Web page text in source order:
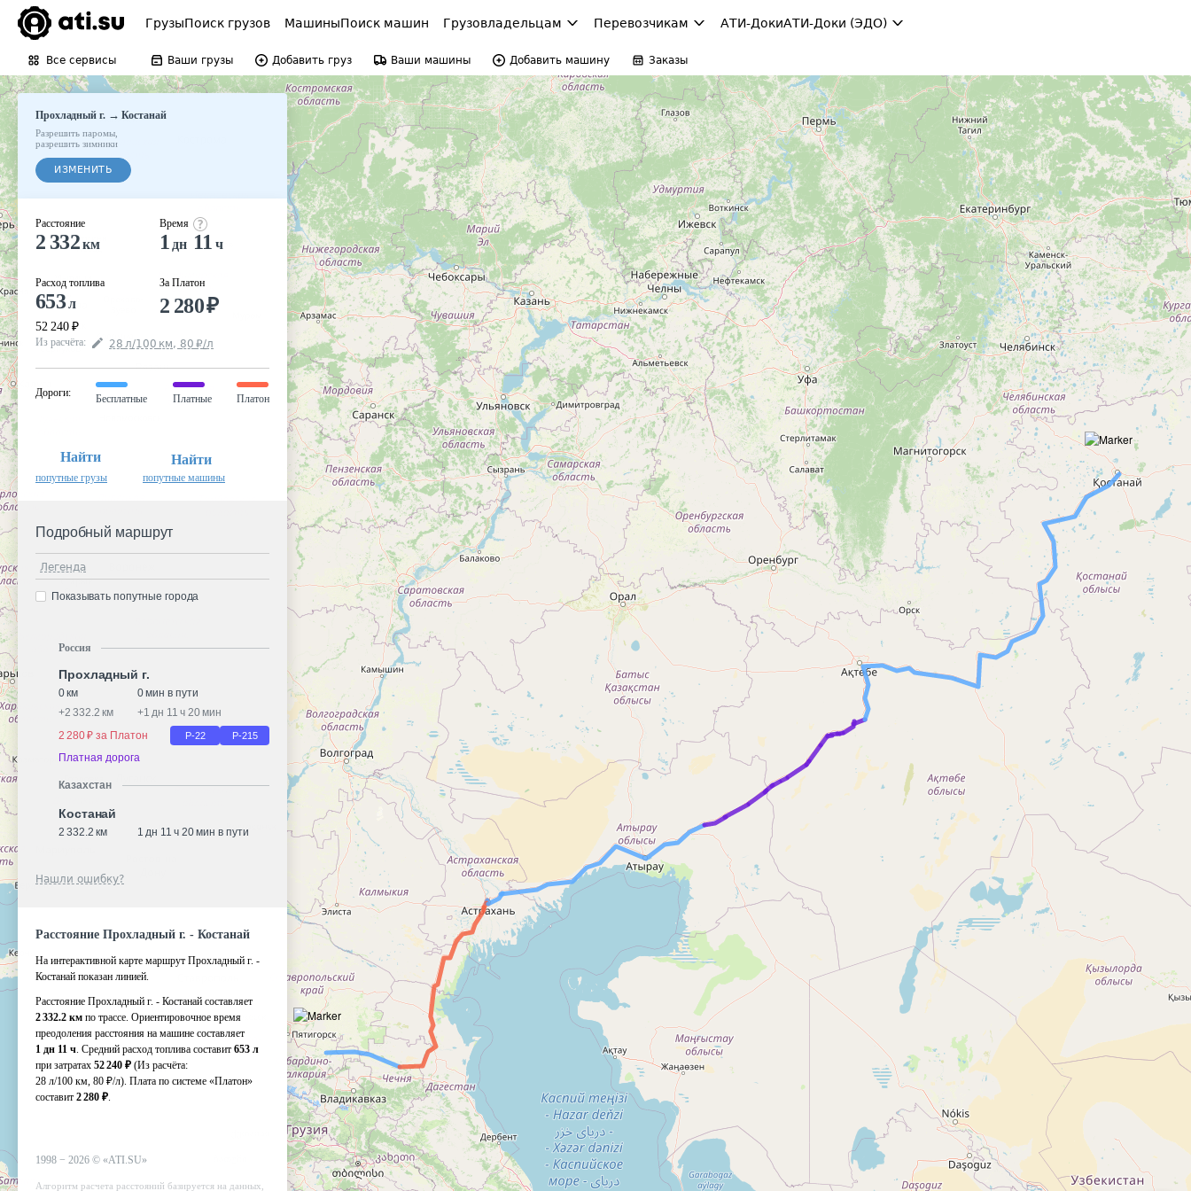
ГрузыПоиск грузов МашиныПоиск машин Грузовладельцам Перевозчикам АТИ-ДокиАТИ-Доки (ЭДО)
Все сервисы Ваши грузы Добавить груз Ваши машины Добавить машину Заказы
Прохладный г.→Костанай
Разрешить паромы
разрешить зимники
ИЗМЕНИТЬ
Расстояние
2 332км
Расход топлива
653л
52 240 ₽
Время
1 дн 11 ч
За Платон
2 280₽
Из расчёта: 28 л/100 км, 80 ₽/л
Дороги:
Бесплатные Платные Платон
Найти
попутные грузы
Найти
попутные машины
Подробный маршрут
Легенда
Показывать попутные города
Россия
Прохладный г.
0 км
0 мин в пути
+2 332.2 км +1 дн 11 ч 20 мин
2 280 ₽ за Платон
Р-22 Р-215
Платная дорога
Казахстан
Костанай
2 332.2 км 1 дн 11 ч 20 мин в пути
Нашли ошибку?
Расстояние Прохладный г. - Костанай
На интерактивной карте маршрут Прохладный г. -
Костанай показан линией.
Расстояние Прохладный г. - Костанай составляет
2 332.2 км по трассе. Ориентировочное время
преодоления расстояния на машине составляет
1 дн 11 ч. Средний расход топлива составит 653 л
при затратах 52 240 ₽ (Из расчёта:
28 л/100 км, 80 ₽/л). Плата по системе «Платон»
составит 2 280 ₽.
1998 − 2026 © «ATI.SU»
Алгоритм расчета расстояний базируется на данных,